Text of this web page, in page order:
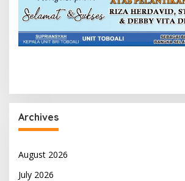
Archives
August 2026
July 2026